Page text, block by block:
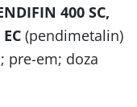
400 SC,
(pendimetalin)
pre-em; doza